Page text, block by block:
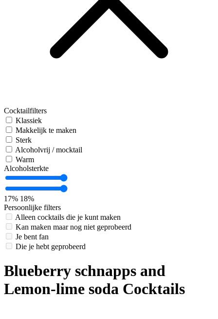
Cocktailfilters
Klassiek
Makkelijk te maken
Sterk
Alcoholvrij / mocktail
Warm
Alcoholsterkte
17% 18%
Persoonlijke filters
Alleen cocktails die je kunt maken
Kan maken maar nog niet geprobeerd
Je bent fan
Die je hebt geprobeerd
Blueberry schnapps and
Lemon-lime soda Cocktails